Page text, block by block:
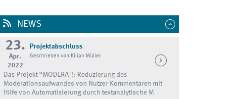
NEWS
23.
Apr.
2022
Projektabschluss
Geschrieben von Kilian Müller
Das Projekt “MODERAT!: Reduzierung des
Moderationsaufwandes von Nutzer-Kommentaren mit
Hilfe von Automatisierung durch textanalytische M